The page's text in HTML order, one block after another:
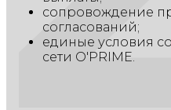
сопровождение
согласований;
единые условия
сети O'PRIME.